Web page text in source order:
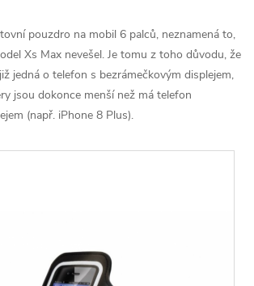
pouzdro na mobil 6 palců, neznamená to,
Xs Max nevešel. Je tomu z toho důvodu, že
jedná o telefon s bezrámečkovým displejem,
jsou dokonce menší než má telefon
(např. iPhone 8 Plus).